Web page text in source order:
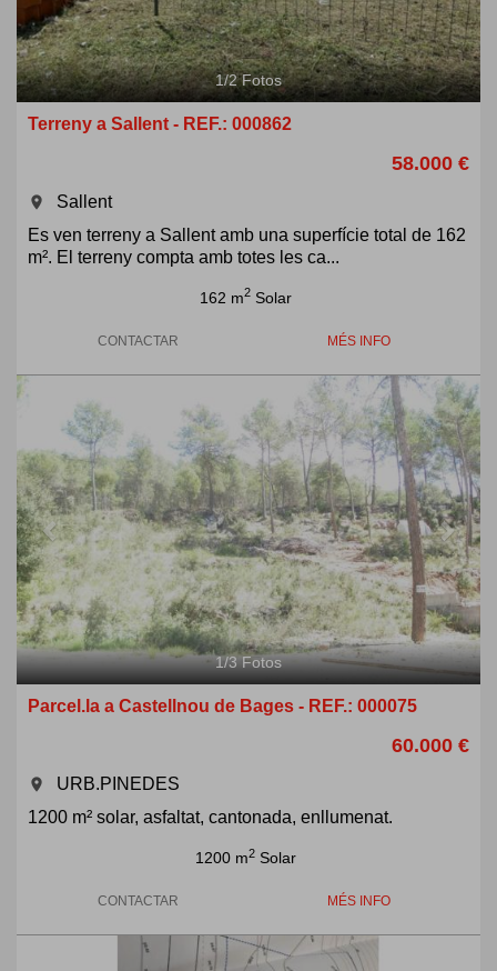
1/2Fotos
Terreny a Sallent - REF.: 000862
58.000 €
room
Sallent
Es ven terreny a Sallent amb una superfície total de 162
m². El terreny compta amb totes les ca...
162 m2 Solar
CONTACTAR MÉS INFO
Next
1/3Fotos
Parcel.la a Castellnou de Bages - REF.: 000075
60.000 €
room
URB.PINEDES
1200 m² solar, asfaltat, cantonada, enllumenat.
1200 m2 Solar
CONTACTAR MÉS INFO